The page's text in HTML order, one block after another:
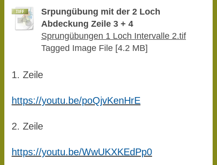
Srpungübung mit der 2 Loch
Abdeckung Zeile 3 + 4
Sprungübungen 1 Loch Intervalle 2.tif
Tagged Image File [4.2 MB]
1. Zeile
https://youtu.be/poQjvKenHrE
2. Zeile
https://youtu.be/WwUKXKEdPp0